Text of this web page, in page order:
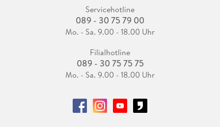
Servicehotline
089 - 30 75 79 00
Mo. - Sa. 9.00 - 18.00 Uhr
Filialhotline
089 - 30 75 75 75
Mo. - Sa. 9.00 - 18.00 Uhr